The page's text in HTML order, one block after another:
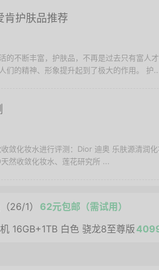
肯护肤品推荐
的不断丰富，护肤品，不再是过去只有富人
们的精神、形象提升起到了极大的作用。 护...
敛化妆水进行评测：Dior 迪奥 乐肤源清润
然收敛化妆水、莲花研究所 ...
26/1）
62元包邮（需试用）
16GB+1TB 白色 骁龙8至尊版